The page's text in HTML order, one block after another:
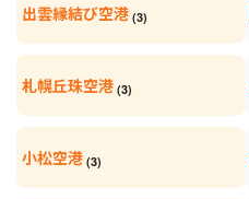
出雲縁結び空港 (3)
札幌丘珠空港 (3)
小松空港 (3)